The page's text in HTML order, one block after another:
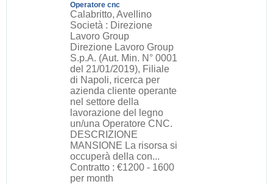
Operatore cnc
Calabritto, Avellino
Società : Direzione
Lavoro Group
Direzione Lavoro Group
S.p.A. (Aut. Min. N° 0001
del 21/01/2019), Filiale
di Napoli, ricerca per
azienda cliente operante
nel settore della
lavorazione del legno
un/una Operatore CNC.
DESCRIZIONE
MANSIONE La risorsa si
occuperà della con...
Contratto : €1200 - 1600
per month